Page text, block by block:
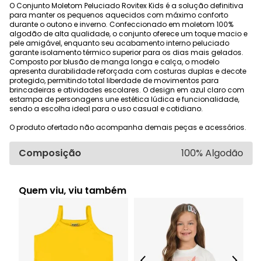
O Conjunto Moletom Peluciado Rovitex Kids é a solução definitiva
para manter os pequenos aquecidos com máximo conforto
durante o outono e inverno. Confeccionado em moletom 100%
algodão de alta qualidade, o conjunto oferece um toque macio e
pele amigável, enquanto seu acabamento interno peluciado
garante isolamento térmico superior para os dias mais gelados.
Composto por blusão de manga longa e calça, o modelo
apresenta durabilidade reforçada com costuras duplas e decote
protegido, permitindo total liberdade de movimentos para
brincadeiras e atividades escolares. O design em azul claro com
estampa de personagens une estética lúdica e funcionalidade,
sendo a escolha ideal para o uso casual e cotidiano.
O produto ofertado não acompanha demais peças e acessórios.
Composição 100% Algodão
Quem viu, viu também